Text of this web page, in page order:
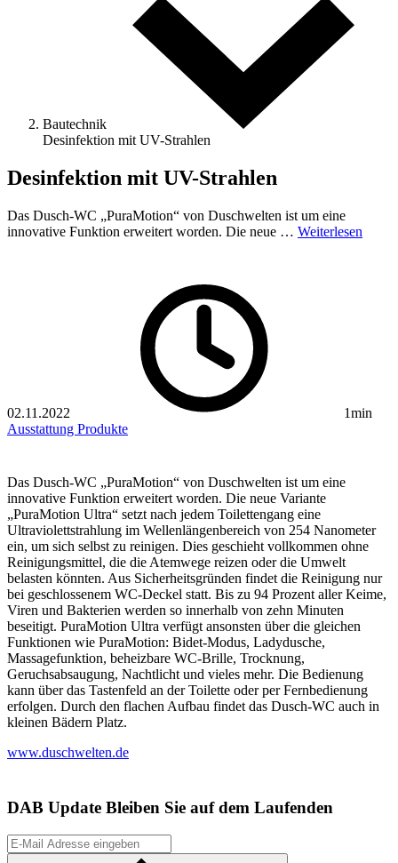
Bautechnik
Desinfektion mit UV-Strahlen
Desinfektion mit UV-Strahlen
Das Dusch-WC „PuraMotion“ von Duschwelten ist um eine
innovative Funktion erweitert worden. Die neue … Weiterlesen
02.11.2022
1min
Ausstattung Produkte
Das Dusch-WC „PuraMotion“ von Duschwelten ist um eine
innovative Funktion erweitert worden. Die neue Variante
„PuraMotion Ultra“ setzt nach jedem Toilettengang eine
Ultraviolettstrahlung im Wellenlängenbereich von 254 Nanometer
ein, um sich selbst zu reinigen. Dies geschieht vollkommen ohne
Reinigungsmittel, die die Atemwege reizen oder die Umwelt
belasten könnten. Aus Sicherheitsgründen findet die Reinigung nur
bei geschlossenem WC-Deckel statt. Bis zu 94 Prozent aller Keime,
Viren und Bakterien werden so innerhalb von zehn Minuten
beseitigt. PuraMotion Ultra verfügt ansonsten über die gleichen
Funktionen wie PuraMotion: Bidet-Modus, Ladydusche,
Massagefunktion, beheizbare WC-Brille, Trocknung,
Geruchsabsaugung, Nachtlicht und vieles mehr. Die Bedienung
kann über das Tastenfeld an der Toilette oder per Fernbedienung
erfolgen. Durch den flachen Aufbau findet das Dusch-WC auch in
kleinen Bädern Platz.
www.duschwelten.de
DAB Update Bleiben Sie auf dem Laufenden